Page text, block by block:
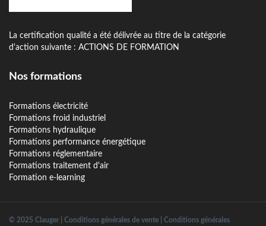
La certification qualité a été délivrée au titre de la catégorie
d'action suivante : ACTIONS DE FORMATION
Nos formations
Formations électricité
Formations froid industriel
Formations hydraulique
Formations performance énergétique
Formations réglementaire
Formations traitement d'air
Formation e-learning
Conditions générales de vente Conditions générales